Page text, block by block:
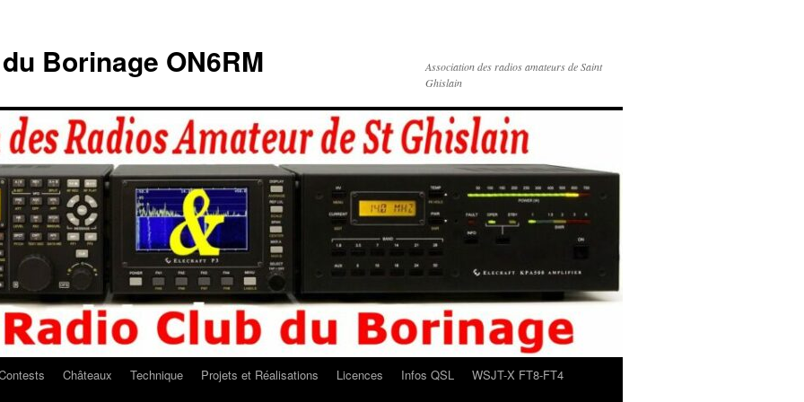
Borinage ON6RM
Association des radios amateurs de Saint
Ghislain
Châteaux Technique Projets et Réalisations Licences Infos QSL
WSJT-X FT8-FT4